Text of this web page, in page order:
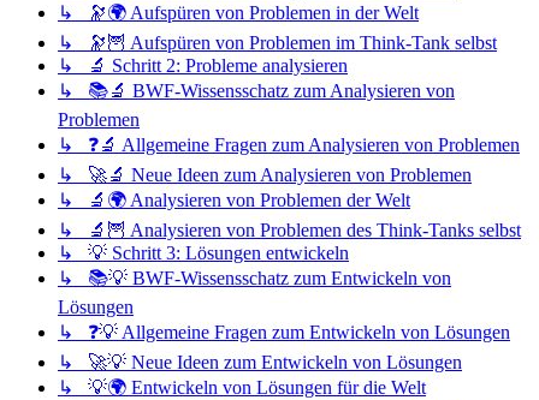
↳ 🔭🌍 Aufspüren von Problemen in der Welt
↳ 🔭🦉 Aufspüren von Problemen im Think-Tank selbst
↳ 🔬 Schritt 2: Probleme analysieren
↳ 📚🔬 BWF-Wissensschatz zum Analysieren von
Problemen
↳ ❓🔬 Allgemeine Fragen zum Analysieren von Problemen
↳ 🚀🔬 Neue Ideen zum Analysieren von Problemen
↳ 🔬🌍 Analysieren von Problemen der Welt
↳ 🔬🦉 Analysieren von Problemen des Think-Tanks selbst
↳ 💡 Schritt 3: Lösungen entwickeln
↳ 📚💡 BWF-Wissensschatz zum Entwickeln von
Lösungen
↳ ❓💡 Allgemeine Fragen zum Entwickeln von Lösungen
↳ 🚀💡 Neue Ideen zum Entwickeln von Lösungen
↳ 💡🌍 Entwickeln von Lösungen für die Welt